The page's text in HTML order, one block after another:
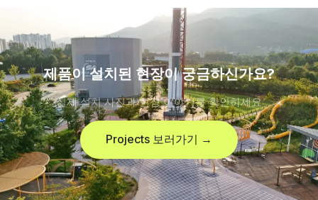
제품이 설치된 현장이 궁금하신가요?
실제 설치 사진과 현장 이야기를 확인하세요
Projects 보러가기 →